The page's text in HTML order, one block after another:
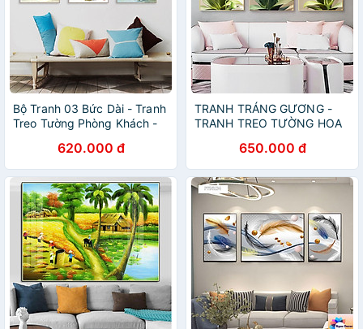
Bộ Tranh 03 Bức Dài - Tranh
Treo Tường Phòng Khách -
620.000 đ
TRANH TRÁNG GƯƠNG -
TRANH TREO TƯỜNG HOA
PHÒNG KHÁCH SANG
TRỌNG(TẶNG KÈM ĐINH 3
CHÂN)
650.000 đ